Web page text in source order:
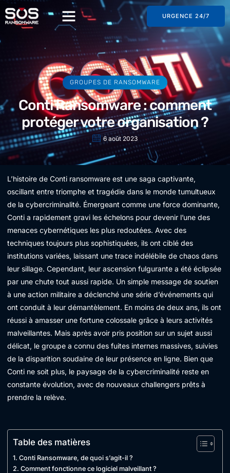
URGENCE 24/7
GROUPES DE RANSOMWARE
Conti Ransomware : comment
protéger votre organisation ?
6 août 2023
L’histoire de Conti ransomware est une saga captivante,
oscillant entre triomphe et tragédie dans le monde tumultueux
de la cybercriminalité. Émergeant comme une force dominante,
Conti a rapidement gravi les échelons pour devenir l’une des
menaces cybernétiques les plus redoutées. Avec des
techniques toujours plus sophistiquées, ils ont ciblé des
institutions variées, laissant une trace indélébile de chaos dans
leur sillage. Cependant, leur ascension fulgurante a été éclipsée
par une chute tout aussi rapide. Un simple message de soutien
à une action militaire a déclenché une série d’événements qui
ont conduit à leur démantèlement. En moins de deux ans, ils ont
réussi à amasser une fortune colossale grâce à leurs activités
malveillantes. Mais après avoir pris position sur un sujet aussi
délicat, le groupe a connu des fuites internes massives, suivies
de la disparition soudaine de leur présence en ligne. Bien que
Conti ne soit plus, le paysage de la cybercriminalité reste en
constante évolution, avec de nouveaux challengers prêts à
prendre la relève.
Table des matières
Conti Ransomware, de quoi s’agit-il ?
Comment fonctionne ce logiciel malveillant ?